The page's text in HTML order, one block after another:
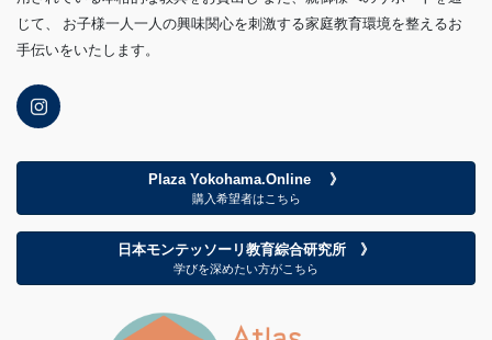
じて、 お子様一人一人の興味関心を刺激する家庭教育環境を整えるお
手伝いをいたします。
Plaza Yokohama.Online 》
購入希望者はこちら
日本モンテッソーリ教育綜合研究所 》
学びを深めたい方がこちら